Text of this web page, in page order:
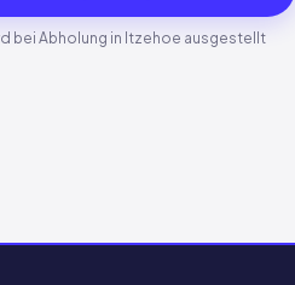
bei Abholung in Itzehoe ausgestellt